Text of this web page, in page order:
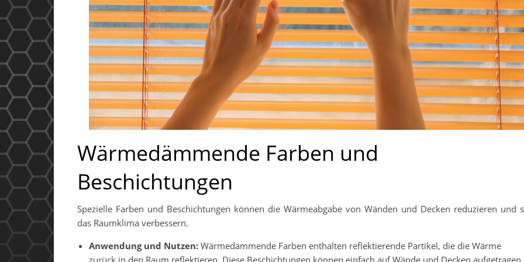
Wärmedämmende Farben und
Beschichtungen
Spezielle Farben und Beschichtungen können die Wärmeabgabe von Wänden und Decken reduzieren und
das Raumklima verbessern.
Anwendung und Nutzen: Wärmedämmende Farben enthalten reflektierende Partikel, die die Wärme
zurück in den Raum reflektieren. Diese Beschichtungen können einfach auf Wände und Decken aufgetragen